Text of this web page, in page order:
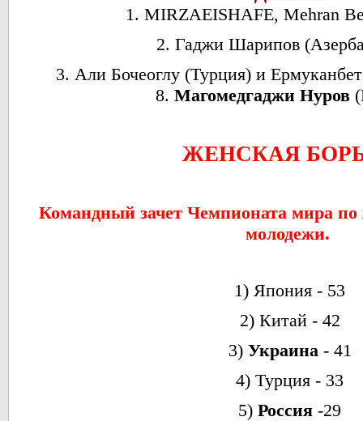
1. MIRZAEISHAFE, Mehran
2. Гаджи Шарипов
3. Али Бочеоглу (Турция) и
8.Магомедгаджи Нуров
ЖЕНСКАЯ
Командный зачет Чемпионата мира по
молодежи.
1) Япония - 53
2) Китай - 42
3) Украина - 41
4) Турция - 33
5)Россия -29